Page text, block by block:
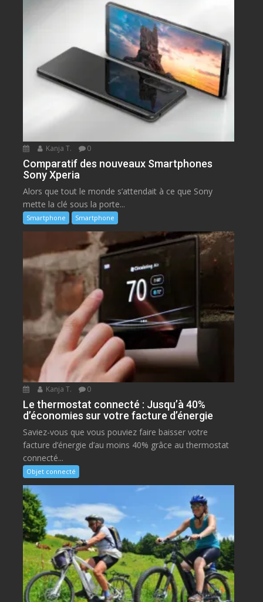
Kanja T. 0
Comparatif des nouveaux Smartphones
Sony Xperia
Alors que tout le monde s’attendait à ce que Sony
mette la clé sous la porte...
Smartphone Smartphone
Kanja T. 0
Le thermostat connecté : Jusqu’à 40%
d’économies sur votre facture d’énergie
Saviez-vous que vous pouviez faire baisser votre
facture d’énergie d’au moins 40% grâce au thermostat
connecté...
Objet connecté